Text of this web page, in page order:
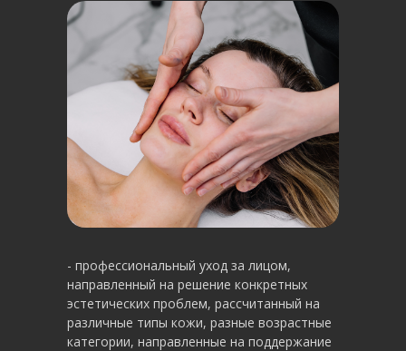
- профессиональный уход за лицом,
направленный на решение конкретных
эстетических проблем, рассчитанный на
различные типы кожи, разные возрастные
категории, направленные на поддержание